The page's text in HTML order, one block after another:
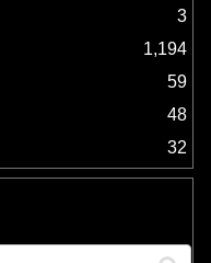
3
1,194
59
48
32